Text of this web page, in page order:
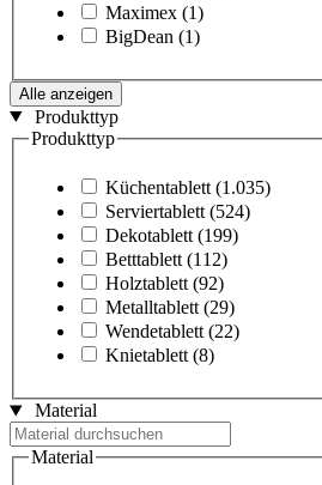
Maximex (1)
BigDean (1)
Alle anzeigen
Produkttyp
Produkttyp
Küchentablett (1.035)
Serviertablett (524)
Dekotablett (199)
Betttablett (112)
Holztablett (92)
Metalltablett (29)
Wendetablett (22)
Knietablett (8)
Material
Material